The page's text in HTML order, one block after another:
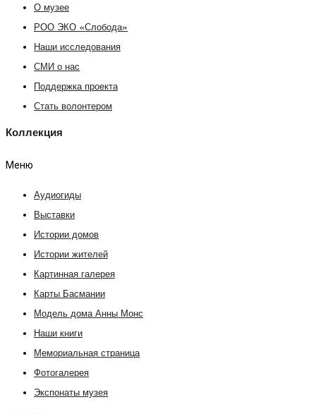
О музее
РОО ЭКО «Слобода»
Наши исследования
СМИ о нас
Поддержка проекта
Стать волонтером
Коллекция
Меню
Аудиогиды
Выставки
Истории домов
Истории жителей
Картинная галерея
Карты Басмании
Модель дома Анны Монс
Наши книги
Мемориальная страница
Фотогалерея
Экспонаты музея